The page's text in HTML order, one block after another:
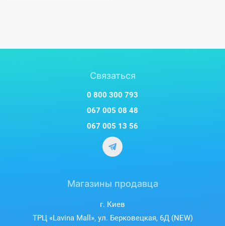
Связаться
0 800 300 793
067 005 08 48
067 005 13 56
Магазины продавца
г. Киев
ТРЦ «Lavina Mall», ул. Берковецкая, 6Д (NEW)